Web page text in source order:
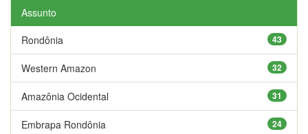
Assunto
43
Rondônia
32
Western Amazon
31
Amazônia Ocidental
24
Embrapa Rondônia